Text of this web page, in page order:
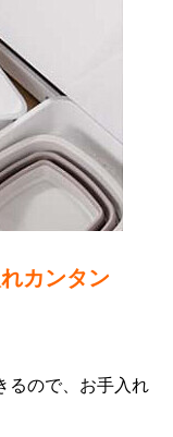
カンタン
るので、お手入れ